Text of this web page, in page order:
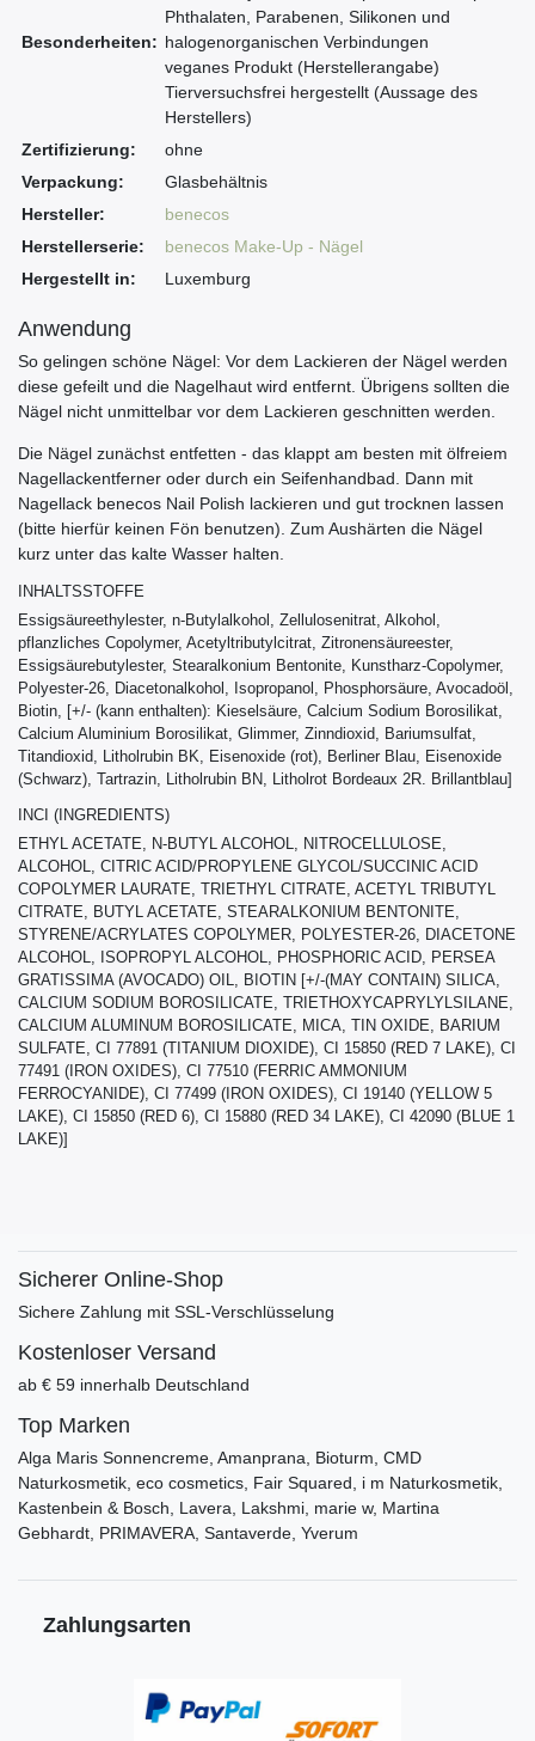
Besonderheiten:
Phthalaten, Parabenen, Silikonen und
halogenorganischen Verbindungen
veganes Produkt (Herstellerangabe)
Tierversuchsfrei hergestellt (Aussage des
Herstellers)
Zertifizierung:
ohne
Verpackung:
Glasbehältnis
Hersteller:
benecos
Herstellerserie:
benecos Make-Up - Nägel
Hergestellt in:
Luxemburg
Anwendung
So gelingen schöne Nägel: Vor dem Lackieren der Nägel werden
diese gefeilt und die Nagelhaut wird entfernt. Übrigens sollten die
Nägel nicht unmittelbar vor dem Lackieren geschnitten werden.
Die Nägel zunächst entfetten - das klappt am besten mit ölfreiem
Nagellackentferner oder durch ein Seifenhandbad. Dann mit
Nagellack benecos Nail Polish lackieren und gut trocknen lassen
(bitte hierfür keinen Fön benutzen). Zum Aushärten die Nägel
kurz unter das kalte Wasser halten.
INHALTSSTOFFE
Essigsäureethylester, n-Butylalkohol, Zellulosenitrat, Alkohol,
pflanzliches Copolymer, Acetyltributylcitrat, Zitronensäureester,
Essigsäurebutylester, Stearalkonium Bentonite, Kunstharz-Copolymer,
Polyester-26, Diacetonalkohol, Isopropanol, Phosphorsäure, Avocadoöl,
Biotin, [+/- (kann enthalten): Kieselsäure, Calcium Sodium Borosilikat,
Calcium Aluminium Borosilikat, Glimmer, Zinndioxid, Bariumsulfat,
Titandioxid, Litholrubin BK, Eisenoxide (rot), Berliner Blau, Eisenoxide
(Schwarz), Tartrazin, Litholrubin BN, Litholrot Bordeaux 2R. Brillantblau]
INCI (INGREDIENTS)
ETHYL ACETATE, N-BUTYL ALCOHOL, NITROCELLULOSE,
ALCOHOL, CITRIC ACID/PROPYLENE GLYCOL/SUCCINIC ACID
COPOLYMER LAURATE, TRIETHYL CITRATE, ACETYL TRIBUTYL
CITRATE, BUTYL ACETATE, STEARALKONIUM BENTONITE,
STYRENE/ACRYLATES COPOLYMER, POLYESTER-26, DIACETONE
ALCOHOL, ISOPROPYL ALCOHOL, PHOSPHORIC ACID, PERSEA
GRATISSIMA (AVOCADO) OIL, BIOTIN [+/-(MAY CONTAIN) SILICA,
CALCIUM SODIUM BOROSILICATE, TRIETHOXYCAPRYLYLSILANE,
CALCIUM ALUMINUM BOROSILICATE, MICA, TIN OXIDE, BARIUM
SULFATE, CI 77891 (TITANIUM DIOXIDE), CI 15850 (RED 7 LAKE), CI
77491 (IRON OXIDES), CI 77510 (FERRIC AMMONIUM
FERROCYANIDE), CI 77499 (IRON OXIDES), CI 19140 (YELLOW 5
LAKE), CI 15850 (RED 6), CI 15880 (RED 34 LAKE), CI 42090 (BLUE 1
LAKE)]
Sicherer Online-Shop
Sichere Zahlung mit SSL-Verschlüsselung
Kostenloser Versand
ab € 59 innerhalb Deutschland
Top Marken
Alga Maris Sonnencreme, Amanprana, Bioturm, CMD
Naturkosmetik, eco cosmetics, Fair Squared, i m Naturkosmetik,
Kastenbein & Bosch, Lavera, Lakshmi, marie w, Martina
Gebhardt, PRIMAVERA, Santaverde, Yverum
Zahlungsarten